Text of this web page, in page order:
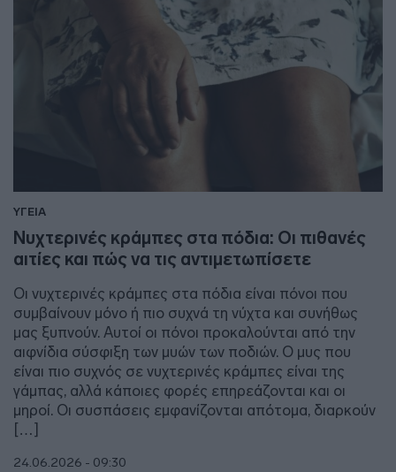
ΥΓΕΙΑ
Νυχτερινές κράμπες στα πόδια: Οι πιθανές
αιτίες και πώς να τις αντιμετωπίσετε
Οι νυχτερινές κράμπες στα πόδια είναι πόνοι που
συμβαίνουν μόνο ή πιο συχνά τη νύχτα και συνήθως
μας ξυπνούν. Αυτοί οι πόνοι προκαλούνται από την
αιφνίδια σύσφιξη των μυών των ποδιών. Ο μυς που
είναι πιο συχνός σε νυχτερινές κράμπες είναι της
γάμπας, αλλά κάποιες φορές επηρεάζονται και οι
μηροί. Οι συσπάσεις εμφανίζονται απότομα, διαρκούν
[…]
24.06.2026 - 09:30